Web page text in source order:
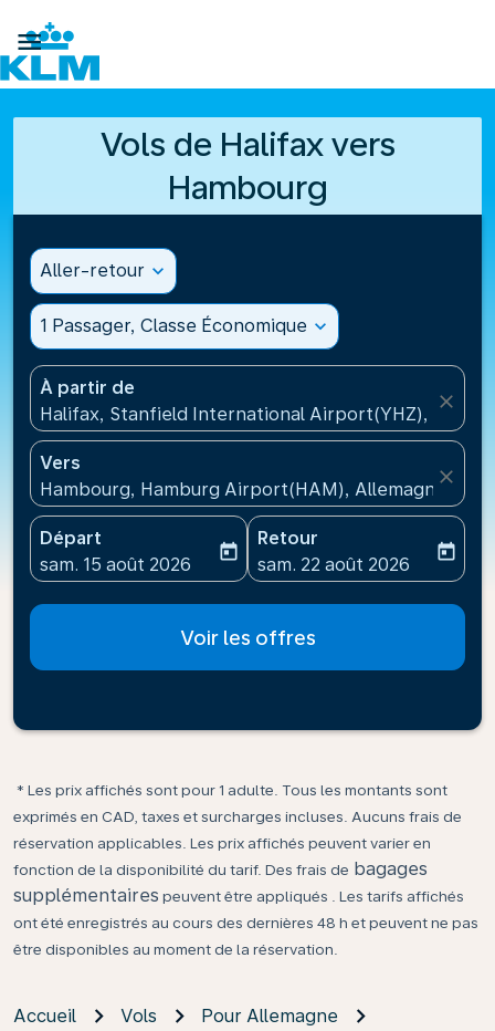

Vols de Halifax vers
Hambourg
Aller-retour expand_more
1 Passager, Classe Économique expand_more
À partir de
Halifax, Stanfield International Airport(YHZ),
close
Vers
Hambourg, Hamburg Airport(HAM), Allemagne
close
Départ
fc-booking-departure-date-aria-label
sam. 15 août 2026
today
Retour
fc-booking-return-date-
sam. 22 août 2026
today
Voir les offres
* Les prix affichés sont pour 1 adulte. Tous les montants sont
exprimés en CAD, taxes et surcharges incluses. Aucuns frais de
réservation applicables. Les prix affichés peuvent varier en
fonction de la disponibilité du tarif. Des frais de bagages
supplémentaires peuvent être appliqués . Les tarifs affichés
ont été enregistrés au cours des dernières 48 h et peuvent ne pas
être disponibles au moment de la réservation.
Accueil Vols
Pour Allemagne